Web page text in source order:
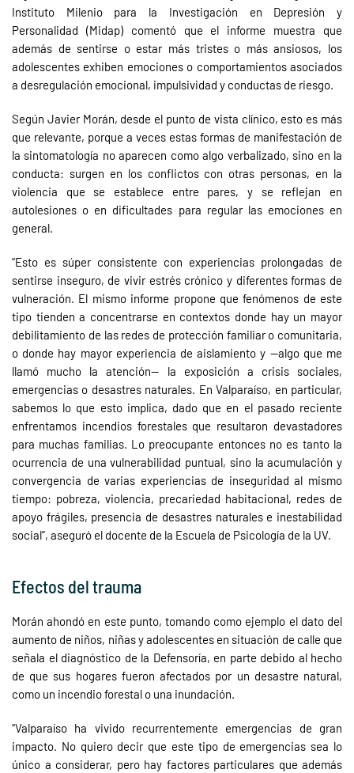
Instituto Milenio para la Investigación en Depresión y
Personalidad (Midap) comentó que el informe muestra que
además de sentirse o estar más tristes o más ansiosos, los
adolescentes exhiben emociones o comportamientos asociados
a desregulación emocional, impulsividad y conductas de riesgo.
Según Javier Morán, desde el punto de vista clínico, esto es más
que relevante, porque a veces estas formas de manifestación de
la sintomatología no aparecen como algo verbalizado, sino en la
conducta: surgen en los conflictos con otras personas, en la
violencia que se establece entre pares, y se reflejan en
autolesiones o en dificultades para regular las emociones en
general.
“Esto es súper consistente con experiencias prolongadas de
sentirse inseguro, de vivir estrés crónico y diferentes formas de
vulneración. El mismo informe propone que fenómenos de este
tipo tienden a concentrarse en contextos donde hay un mayor
debilitamiento de las redes de protección familiar o comunitaria,
o donde hay mayor experiencia de aislamiento y —algo que me
llamó mucho la atención— la exposición a crisis sociales,
emergencias o desastres naturales. En Valparaíso, en particular,
sabemos lo que esto implica, dado que en el pasado reciente
enfrentamos incendios forestales que resultaron devastadores
para muchas familias. Lo preocupante entonces no es tanto la
ocurrencia de una vulnerabilidad puntual, sino la acumulación y
convergencia de varias experiencias de inseguridad al mismo
tiempo: pobreza, violencia, precariedad habitacional, redes de
apoyo frágiles, presencia de desastres naturales e inestabilidad
social”, aseguró el docente de la Escuela de Psicología de la UV.
Efectos del trauma
Morán ahondó en este punto, tomando como ejemplo el dato del
aumento de niños, niñas y adolescentes en situación de calle que
señala el diagnóstico de la Defensoría, en parte debido al hecho
de que sus hogares fueron afectados por un desastre natural,
como un incendio forestal o una inundación.
“Valparaíso ha vivido recurrentemente emergencias de gran
impacto. No quiero decir que este tipo de emergencias sea lo
único a considerar, pero hay factores particulares que además